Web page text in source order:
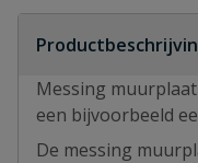
Messing
een bijvoorbeeld
De messing